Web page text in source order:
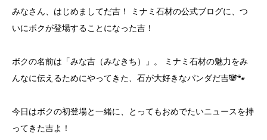
みなさん、はじめましてだ吉！ ミナミ石材の公式ブログに、つ
いにボクが登場することになった吉！
ボクの名前は「みな吉（みなきち）」。 ミナミ石材の魅力をみ
んなに伝えるためにやってきた、石が大好きなパンダだ吉🐼🐾
今日はボクの初登場と一緒に、とってもおめでたいニュースを持
ってきた吉よ！